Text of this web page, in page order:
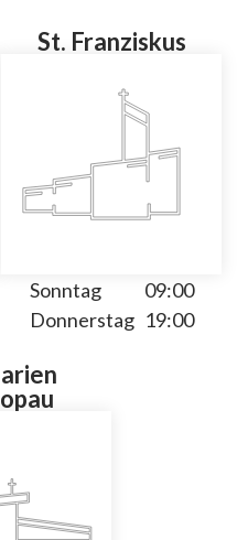
St. Franziskus
Sonntag
09:00
Donnerstag 19:00